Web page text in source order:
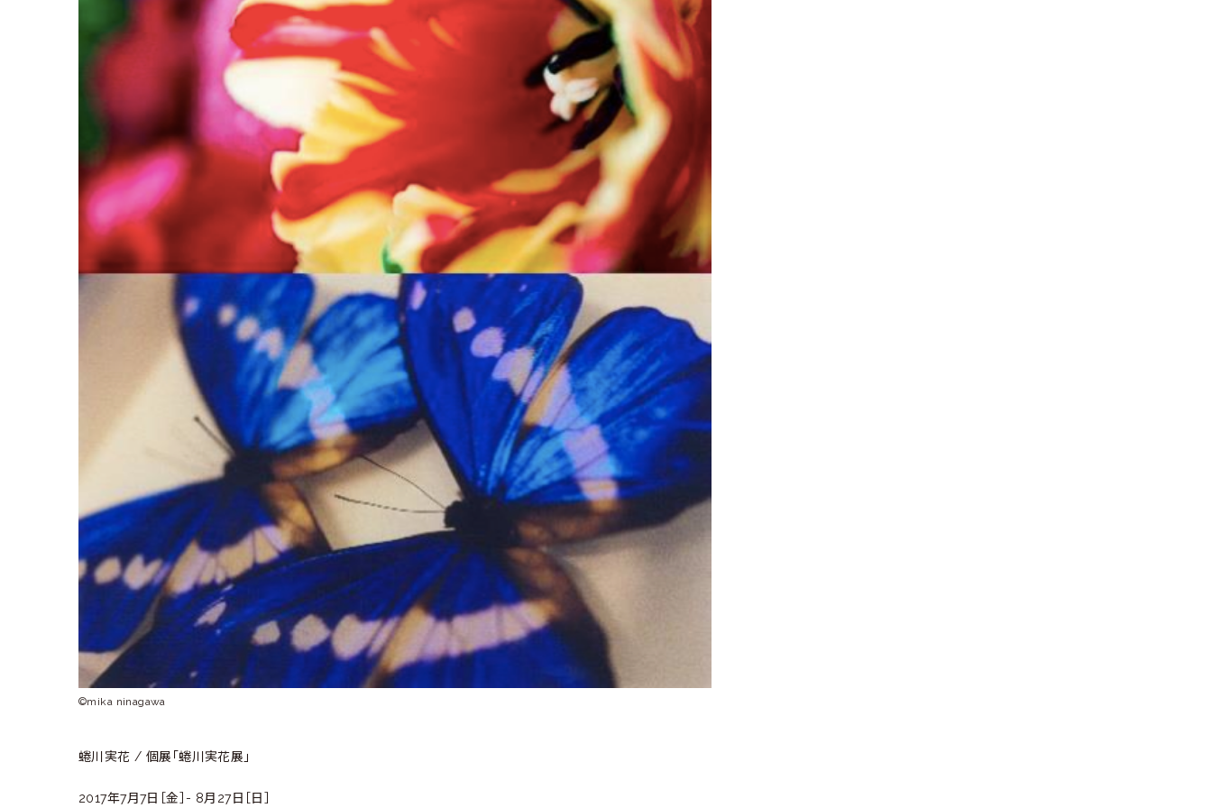
ラ
リ
©mika ninagawa
蜷川実花 / 個展「蜷川実花展」
2017年7月7日［金］- 8月27日［日］